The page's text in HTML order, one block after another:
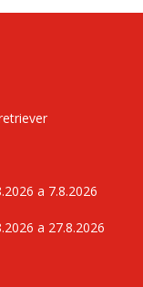
a 7.8.2026
a 27.8.2026